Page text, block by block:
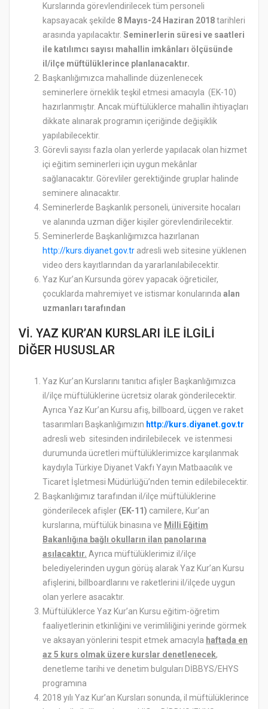
Kurslarında görevlendirilecek tüm personeli
kapsayacak şekilde 8 Mayıs-24 Haziran 2018tarihleri
arasında yapılacaktır. Seminerlerin süresi ve saatleri
ile katılımcı sayısı mahallin imkânları ölçüsünde
il/ilçe müftülüklerince planlanacaktır.
Başkanlığımızca mahallinde düzenlenecek
seminerlere örneklik teşkil etmesi amacıyla (EK-10)
hazırlanmıştır. Ancak müftülüklerce mahallin ihtiyaçları
dikkate alınarak programın içeriğinde değişiklik
yapılabilecektir.
Görevli sayısı fazla olan yerlerde yapılacak olan hizmet
içi eğitim seminerleri için uygun mekânlar
sağlanacaktır. Görevliler gerektiğinde gruplar halinde
seminere alınacaktır.
Seminerlerde Başkanlık personeli, üniversite hocaları
ve alanında uzman diğer kişiler görevlendirilecektir.
Seminerlerde Başkanlığımızca hazırlanan
http://kurs.diyanet.gov.tr adresli web sitesine yüklenen
video ders kayıtlarından da yararlanılabilecektir.
Yaz Kur’an Kursunda görev yapacak öğreticiler,
çocuklarda mahremiyet ve istismar konularında alan
uzmanları tarafından
Vİ. YAZ KUR’AN KURSLARI İLE İLGİLİ
DİĞER HUSUSLAR
Yaz Kur’an Kurslarını tanıtıcı afişler Başkanlığımızca
il/ilçe müftülüklerine ücretsiz olarak gönderilecektir.
Ayrıca Yaz Kur’an Kursu afiş, billboard, üçgen ve raket
tasarımları Başkanlığımızın http://kurs.diyanet.gov.tr
adresli web sitesinden indirilebilecek ve istenmesi
durumunda ücretleri müftülüklerimizce karşılanmak
kaydıyla Türkiye Diyanet Vakfı Yayın Matbaacılık ve
Ticaret İşletmesi Müdürlüğü’nden temin edilebilecektir.
Başkanlığımız tarafından il/ilçe müftülüklerine
gönderilecek afişler (EK-11) camilere, Kur’an
kurslarına, müftülük binasına ve Milli Eğitim
Bakanlığına bağlı okulların ilan panolarına
asılacaktır. Ayrıca müftülüklerimiz il/ilçe
belediyelerinden uygun görüş alarak Yaz Kur’an Kursu
afişlerini, billboardlarını ve raketlerini il/ilçede uygun
olan yerlere asacaktır.
Müftülüklerce Yaz Kur’an Kursu eğitim-öğretim
faaliyetlerinin etkinliğini ve verimliliğini yerinde görmek
ve aksayan yönlerini tespit etmek amacıyla haftada en
az 5 kurs olmak üzere kurslar denetlenecek,
denetleme tarihi ve denetim bulguları DİBBYS/EHYS
programına
2018 yılı Yaz Kur’an Kursları sonunda, il müftülüklerince